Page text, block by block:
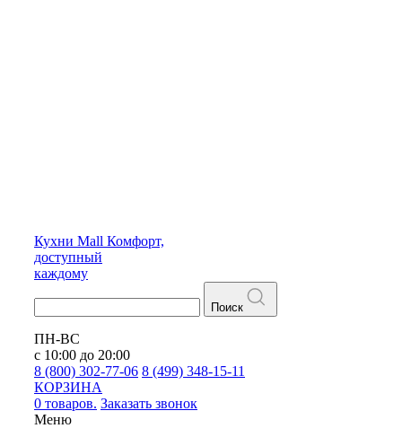
Кухни Mall Комфорт,
доступный
каждому
Поиск
ПН-ВС
с 10:00 до 20:00
8 (800) 302-77-06 8 (499) 348-15-11
КОРЗИНА
0 товаров. Заказать звонок
Меню